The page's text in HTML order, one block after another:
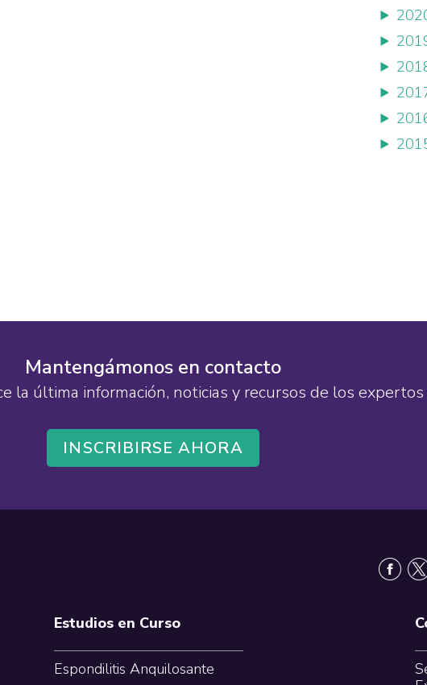
Mantengámonos en contacto
la última información, noticias y recursos de los
INSCRIBIRSE AHORA
Estudios en Curso
Espondilitis Anquilosante